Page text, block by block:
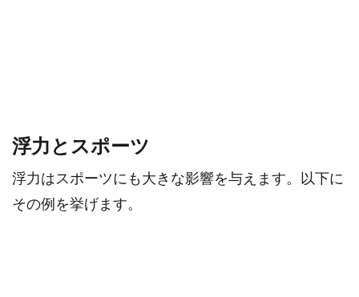
浮力とスポーツ
浮力はスポーツにも大きな影響を与えます。以下に
その例を挙げます。